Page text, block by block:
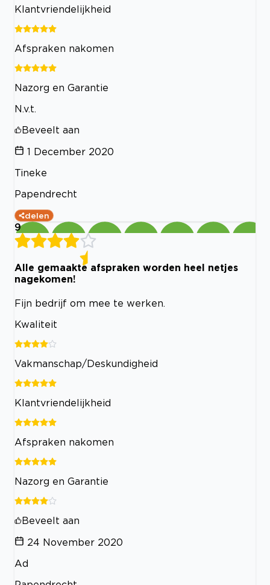
Klantvriendelijkheid
Afspraken nakomen
Nazorg en Garantie
N.v.t.
Beveelt aan
1 December 2020
Tineke
Papendrecht
delen
9
Alle gemaakte afspraken worden heel netjes
nagekomen!
Fijn bedrijf om mee te werken.
Kwaliteit
Vakmanschap/Deskundigheid
Klantvriendelijkheid
Afspraken nakomen
Nazorg en Garantie
Beveelt aan
24 November 2020
Ad